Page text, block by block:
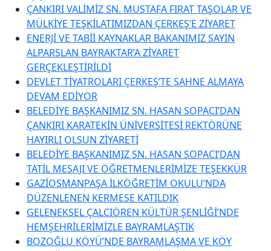
ÇANKIRI VALİMİZ SN. MUSTAFA FIRAT TAŞOLAR VE
MÜLKİYE TEŞKİLATIMIZDAN ÇERKEŞ’E ZİYARET
ENERJİ VE TABİİ KAYNAKLAR BAKANIMIZ SAYIN
ALPARSLAN BAYRAKTAR’A ZİYARET
GERÇEKLEŞTİRİLDİ
DEVLET TİYATROLARI ÇERKEŞ’TE SAHNE ALMAYA
DEVAM EDİYOR
BELEDİYE BAŞKANIMIZ SN. HASAN SOPACI’DAN
ÇANKIRI KARATEKİN ÜNİVERSİTESİ REKTÖRÜNE
HAYIRLI OLSUN ZİYARETİ
BELEDİYE BAŞKANIMIZ SN. HASAN SOPACI’DAN
TATİL MESAJI VE ÖĞRETMENLERİMİZE TEŞEKKÜR
GAZİOSMANPAŞA İLKÖĞRETİM OKULU’NDA
DÜZENLENEN KERMESE KATILDIK
GELENEKSEL ÇALCIÖREN KÜLTÜR ŞENLİĞİ’NDE
HEMŞEHRİLERİMİZLE BAYRAMLAŞTIK
BOZOĞLU KÖYÜ’NDE BAYRAMLAŞMA VE KÖY